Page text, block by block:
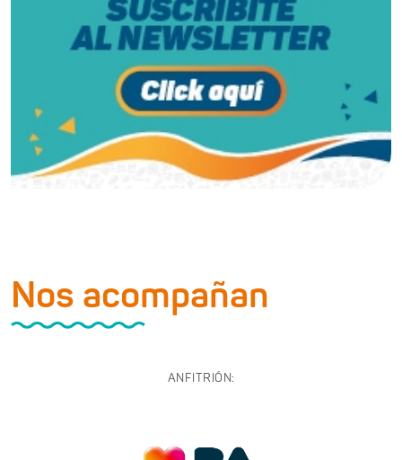
Nos acompañan
ANFITRIÓN: